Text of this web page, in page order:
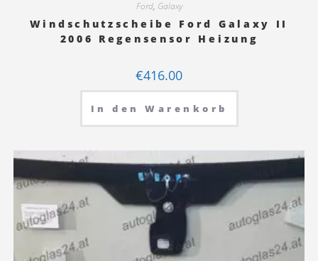
Ford, Galaxy
Windschutzscheibe Ford Galaxy II
2006 Regensensor Heizung
€416.00
In den Warenkorb